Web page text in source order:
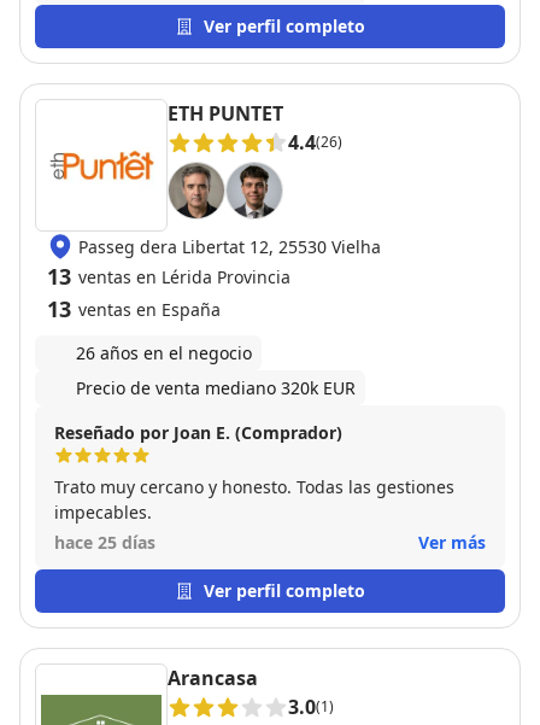
Ver perfil completo
ETH PUNTET
4.4(26)
Passeg dera Libertat 12, 25530 Vielha
13 ventas en Lérida Provincia
13 ventas en España
26 años en el negocio
Precio de venta mediano 320k EUR
Reseñado por Joan E. (Comprador)
Trato muy cercano y honesto. Todas las gestiones
impecables.
hace 25 días
Ver más
Ver perfil completo
Arancasa
3.0(1)